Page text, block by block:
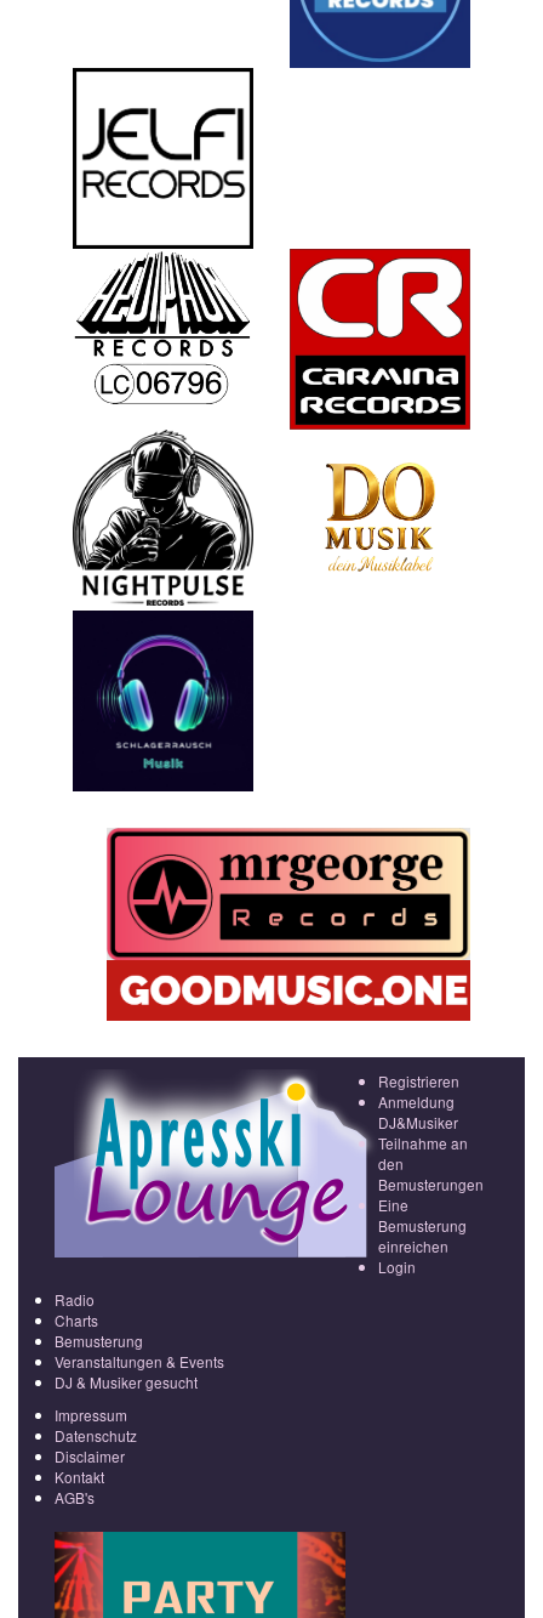
Registrieren
Anmeldung
DJ&Musiker
Teilnahme an
den
Bemusterungen
Eine
Bemusterung
einreichen
Login
Radio
Charts
Bemusterung
Veranstaltungen & Events
DJ & Musiker gesucht
Impressum
Datenschutz
Disclaimer
Kontakt
AGB's